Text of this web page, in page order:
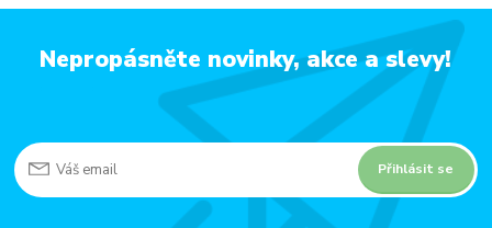
Nepropásněte novinky, akce a slevy!
Přihlásit se